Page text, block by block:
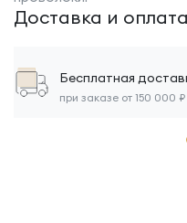
Доставка и оплата
Бесплатная
при заказе от 150 000 ₽